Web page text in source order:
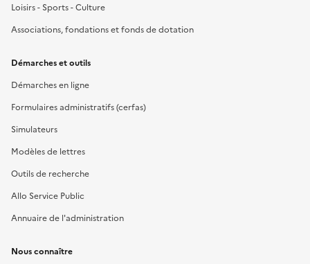
Loisirs - Sports - Culture
Associations, fondations et fonds de dotation
Démarches et outils
Démarches en ligne
Formulaires administratifs (cerfas)
Simulateurs
Modèles de lettres
Outils de recherche
Allo Service Public
Annuaire de l'administration
Nous connaître